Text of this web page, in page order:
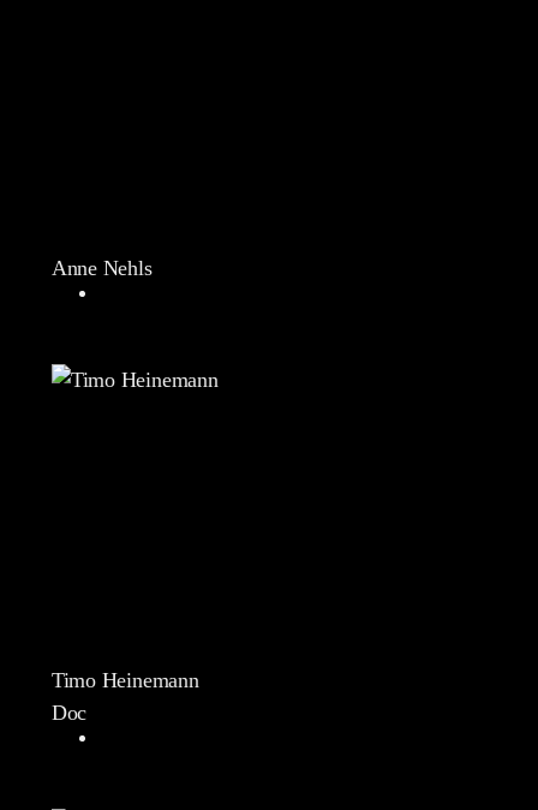
Anne Nehls
Timo Heinemann
Doc